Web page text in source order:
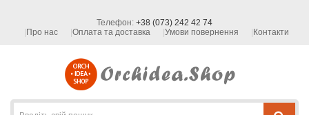
Телефон: +38 (073) 242 42 74
Про нас
Оплата та доставка Умови повернення Контакти